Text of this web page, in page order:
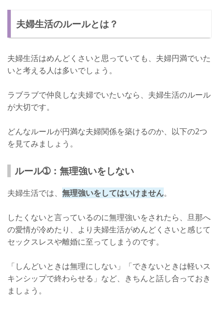
夫婦生活のルールとは？
夫婦生活はめんどくさいと思っていても、夫婦円満でいた
いと考える人は多いでしょう。
ラブラブで仲良しな夫婦でいたいなら、夫婦生活のルール
が大切です。
どんなルールが円満な夫婦関係を築けるのか、以下の2つ
を見てみましょう。
ルール➀：無理強いをしない
夫婦生活では、 無理強いをしてはいけません。
したくないと言っているのに無理強いをされたら、旦那へ
の愛情が冷めたり、より夫婦生活がめんどくさいと感じて
セックスレスや離婚に至ってしまうのです。
「しんどいときは無理にしない」「できないときは軽いス
キンシップで終わらせる」など、きちんと話し合っておき
ましょう。